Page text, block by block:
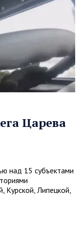
Царева
над 15 субъектами
Курской, Липецкой,